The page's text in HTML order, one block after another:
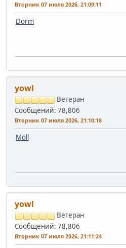
Вторник 07 июля 2026, 21:09:11
Dorm
yowl
Ветеран
Сообщений: 78,806
Вторник 07 июля 2026, 21:10:18
Moll
yowl
Ветеран
Сообщений: 78,806
Вторник 07 июля 2026, 21:11:24